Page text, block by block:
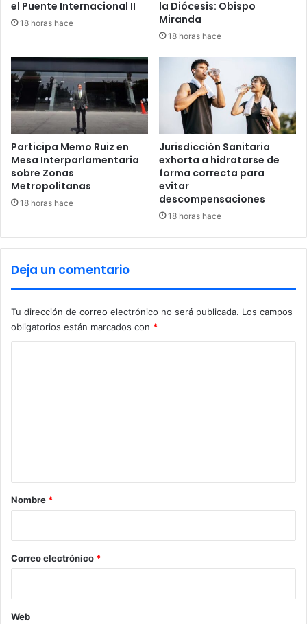
r
m
p
r
t
a
c
i
ó
n
el Puente Internacional II
18 horas hace
la Diócesis: Obispo
Miranda
18 horas hace
Participa Memo Ruiz en
Mesa Interparlamentaria
sobre Zonas
Metropolitanas
18 horas hace
Jurisdicción Sanitaria
exhorta a hidratarse de
forma correcta para
evitar
descompensaciones
18 horas hace
Deja un comentario
Tu dirección de correo electrónico no será publicada. Los campos
obligatorios están marcados con *
r
*
Nombre *
Correo electrónico *
Web